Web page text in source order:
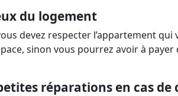
du logement
devez respecter l’appartement
sinon vous pourrez avoir à
réparations en cas